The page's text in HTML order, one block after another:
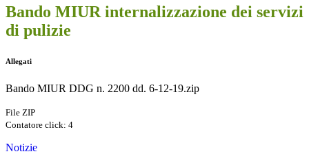
Bando MIUR internalizzazione dei servizi
di pulizie
Allegati
Bando MIUR DDG n. 2200 dd. 6-12-19.zip
File ZIP
Contatore click: 4
Notizie